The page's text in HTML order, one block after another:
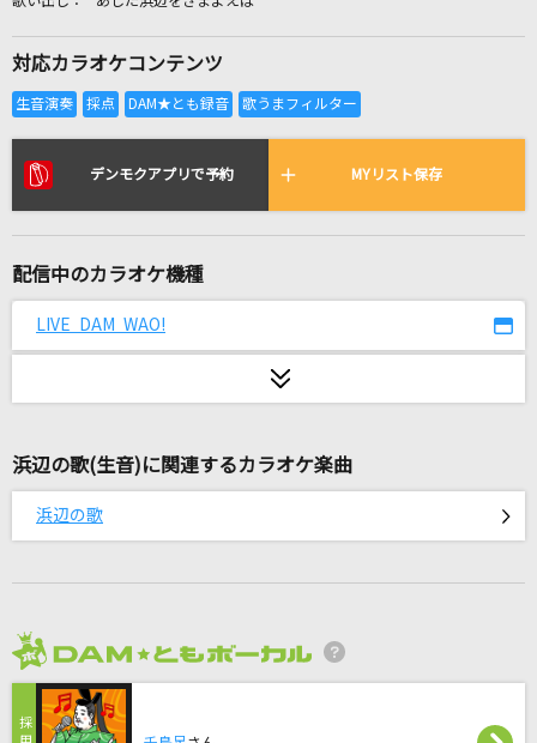
全国りれき
リアルタイムで歌われている曲の一覧
[生音]DEPARTURES-decade LIVE ver.-
[生音]花に亡霊
[プロオケ]風の詩を聴かせて
桑田佳祐
臍淑女-ヴィーナス-
[生音]水平線
back number
対応カラオケコンテンツ
デンモクアプリで予約 MYリスト保存
配信中のカラオケ機種
LIVE DAM WAO!
浜辺の歌(生音)に関連するカラオケ楽曲
浜辺の歌